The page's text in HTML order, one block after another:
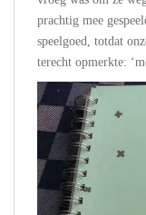
prachtig mee
speelgoed, totdat
terecht opmerkte: